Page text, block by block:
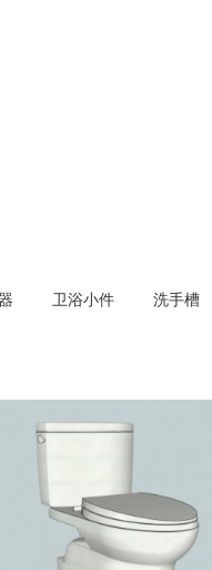
卫浴小件
洗手槽